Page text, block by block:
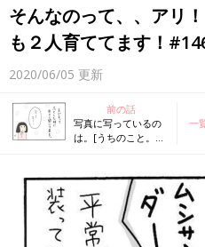
そんなのって、、アリ
も２人育ててます！
2020/06/05 更新
前の話
写真に写っているの
は。[うちのこと。子
一